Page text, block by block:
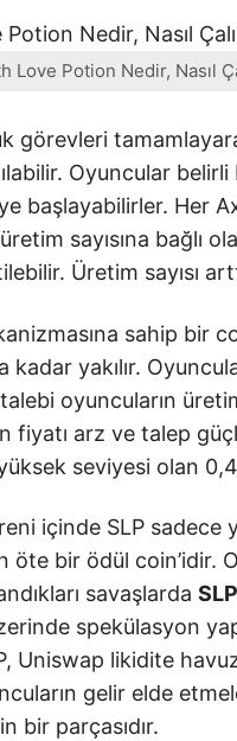
Love Potion Nedir, Nasıl
görevleri
Oyuncular
başlayabilirler. Her
sayısına bağlı
Üretim sayısı
sahip bir
kadar yakılır.
oyuncuların
fiyatı arz ve talep
seviyesi olan
içinde SLP
öte bir ödül coin’idir.
savaşlarda SLP
spekülasyon
Uniswap likidite
gelir elde
bir parçasıdır.